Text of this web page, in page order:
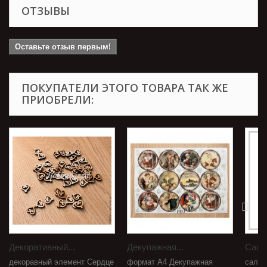
ОТЗЫВЫ
Оставьте отзыв первым!
ПОКУПАТЕЛИ ЭТОГО ТОВАРА ТАК ЖЕ
ПРИОБРЕЛИ:
Декоративный...
декоравный элемент Сердце
Декупажная...
формат А4 Декупажная